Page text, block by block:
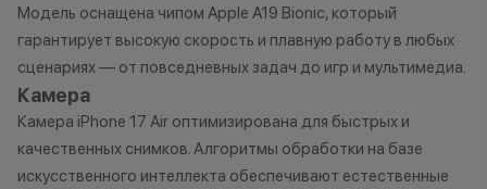
Статусы программы
лояльности
Новый в прайде
Кэшбэк: 1%
Технолев
Модель оснащена чипом Apple A19 Bionic, который
гарантирует высокую скорость и плавную работу в любых
сценариях — от повседневных задач до игр и мультимедиа.
Камера
Камера iPhone 17 Air оптимизирована для быстрых и
качественных снимков. Алгоритмы обработки на базе
искусственного интеллекта обеспечивают естественные